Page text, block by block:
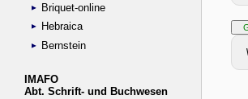
Briquet-online
Hebraica
Bernstein
IMAFO
Abt. Schrift- und Buchwesen